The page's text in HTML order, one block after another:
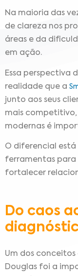
Na maioria das
de clareza nos
áreas e da
em ação.
Essa perspectiva
realidade que a
junto aos seus
mais
modernas é
O diferencial está
ferramentas para
fortalecer
Do caos
Um dos
Douglas foi a